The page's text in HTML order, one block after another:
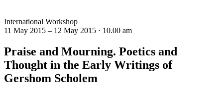
International Workshop
11 May 2015 – 12 May 2015 · 10.00 am
Praise and Mourning. Poetics and
Thought in the Early Writings of
Gershom Scholem